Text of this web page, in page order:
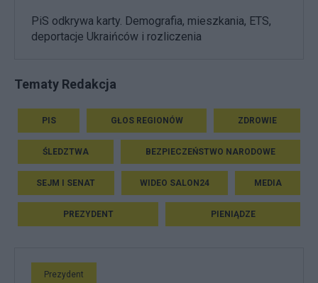
PiS odkrywa karty. Demografia, mieszkania, ETS,
deportacje Ukraińców i rozliczenia
Tematy Redakcja
PIS GŁOS REGIONÓW ZDROWIE
ŚLEDZTWA BEZPIECZEŃSTWO NARODOWE
SEJM I SENAT WIDEO SALON24 MEDIA
PREZYDENT PIENIĄDZE
Prezydent